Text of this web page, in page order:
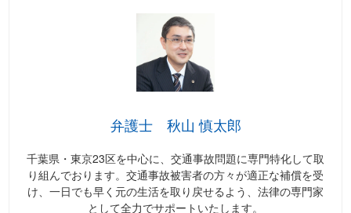
弁護士 秋山 慎太郎
千葉県・東京23区を中心に、交通事故問題に専門特化して取
り組んでおります。交通事故被害者の方々が適正な補償を受
け、一日でも早く元の生活を取り戻せるよう、法律の専門家
として全力でサポートいたします。